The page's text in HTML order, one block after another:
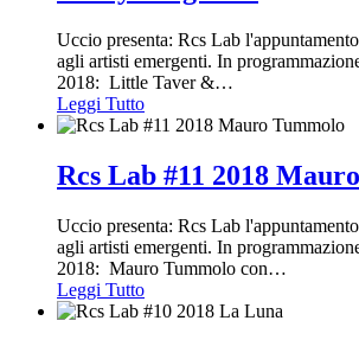
Uccio presenta: Rcs Lab
agli artisti emergenti. In
2018: Little Taver &…
Leggi Tutto
Rcs Lab #11 2018
Uccio presenta: Rcs Lab
agli artisti emergenti. In
2018: Mauro Tummolo con…
Leggi Tutto